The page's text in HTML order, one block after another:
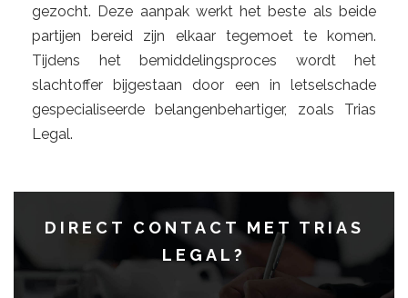
gezocht. Deze aanpak werkt het beste als beide
partijen bereid zijn elkaar tegemoet te komen.
Tijdens het bemiddelingsproces wordt het
slachtoffer bijgestaan ​​door een in letselschade
gespecialiseerde belangenbehartiger, zoals Trias
Legal.
DIRECT CONTACT MET TRIAS
LEGAL ?